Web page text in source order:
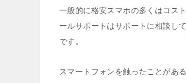
一般的に格安スマホの多くはコス
ールサポートはサポートに相談し
です。
スマートフォンを触ったことがあ